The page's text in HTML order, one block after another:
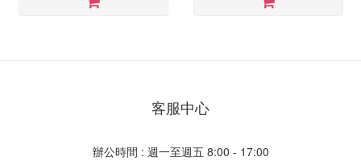
客服中心
辦公時間 : 週一至週五 8:00 - 17:00